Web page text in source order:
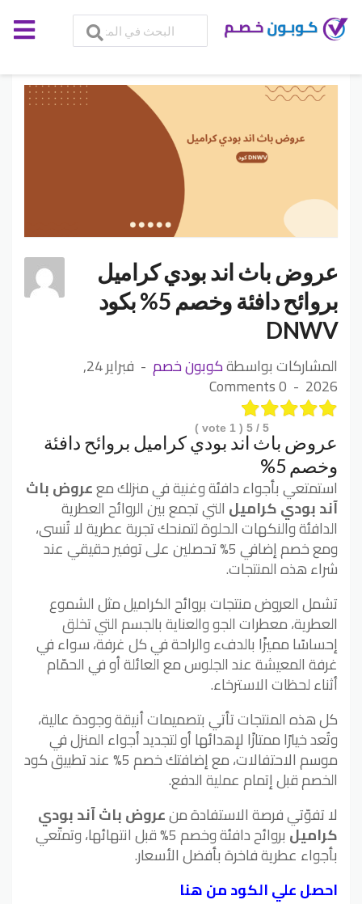
عروض باث اند بودي كراميل
بروائح دافئة وخصم 5% بكود
DNWV
المشاركات بواسطةكوبون خصم فبراير 24,
2026
0 Comments
5
/ 5 (
1
vote )
عروض باث اند بودي كراميل بروائح دافئة
وخصم 5%
استمتعي بأجواء دافئة وغنية في منزلك مععروض باث
آند بودي كراميل التي تجمع بين الروائح العطرية
الدافئة والنكهات الحلوة لتمنحك تجربة عطرية لا تُنسى،
ومع خصم إضافي 5% تحصلين على توفير حقيقي عند
شراء هذه المنتجات.
تشمل العروض منتجات بروائح الكراميل مثل الشموع
العطرية، معطرات الجو والعناية بالجسم التي تخلق
إحساسًا مميزًا بالدفء والراحة في كل غرفة، سواء في
غرفة المعيشة عند الجلوس مع العائلة أو في الحمّام
أثناء لحظات الاسترخاء.
كل هذه المنتجات تأتي بتصميمات أنيقة وجودة عالية،
وتُعد خيارًا ممتازًا لإهدائها أو لتجديد أجواء المنزل في
موسم الاحتفالات، مع إضافتك خصم 5% عند تطبيق كود
الخصم قبل إتمام عملية الدفع.
لا تفوّتي فرصة الاستفادة منعروض باث آند بودي
كراميل بروائح دافئة وخصم 5% قبل انتهائها، وتمتّعي
بأجواء عطرية فاخرة بأفضل الأسعار.
احصل علي الكود من هنا